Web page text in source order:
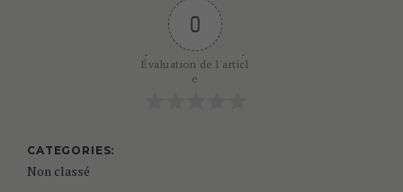
0
Évaluation de l'articl
e
CATEGORIES
Non classé